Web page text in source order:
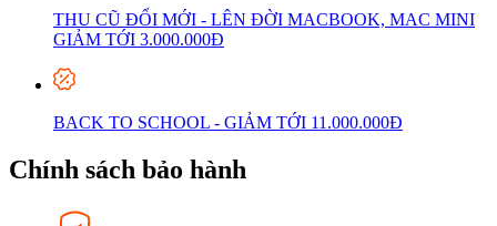
THU CŨ ĐỔI MỚI - LÊN ĐỜI MACBOOK, MAC MINI
GIẢM TỚI 3.000.000Đ
BACK TO SCHOOL - GIẢM TỚI 11.000.000Đ
Chính sách bảo hành